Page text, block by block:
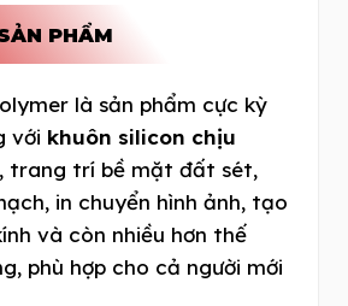
PHẨM
là sản phẩm cực kỳ
với khuôn silicon chịu
, trang trí bề mặt đất sét,
in chuyển hình ảnh, tạo
và còn nhiều hơn thế
phù hợp cho cả người mới